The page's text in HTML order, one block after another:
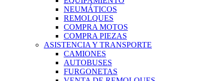
NEUMÁTICOS
REMOLQUES
COMPRA MOTOS
COMPRA PIEZAS
ASISTENCIA Y TRANSPORTE
CAMIONES
AUTOBUSES
FURGONETAS